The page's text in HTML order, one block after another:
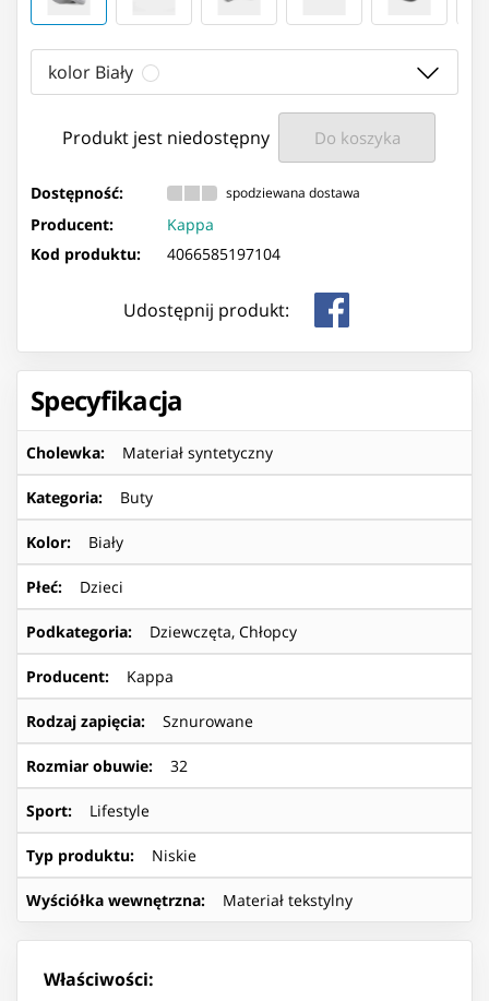
kolor Biały
Produkt jest niedostępny Do koszyka
Dostępność: spodziewana dostawa
Producent:
Kappa
Kod produktu:
4066585197104
Udostępnij produkt:
Specyfikacja
Cholewka: Materiał syntetyczny
Kategoria: Buty
Kolor: Biały
Płeć: Dzieci
Podkategoria: Dziewczęta, Chłopcy
Producent: Kappa
Rodzaj zapięcia: Sznurowane
Rozmiar obuwie: 32
Sport: Lifestyle
Typ produktu: Niskie
Wyściółka wewnętrzna: Materiał tekstylny
Właściwości: